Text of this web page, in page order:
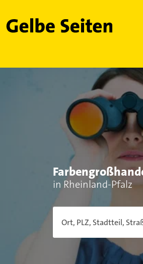
Gelbe Seiten
in Rheinland-Pfalz
Ort, PLZ, Stadtteil,